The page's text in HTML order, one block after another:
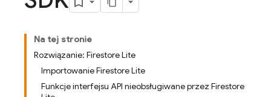
Na tej stronie
Rozwiązanie: Firestore Lite
Importowanie Firestore Lite
Funkcje interfejsu API nieobsługiwane przez Firestore